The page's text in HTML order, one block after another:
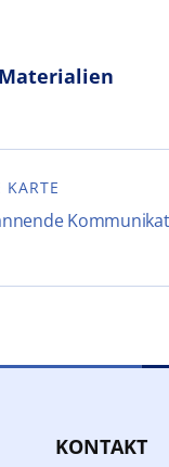
KARTE
KONTAKT